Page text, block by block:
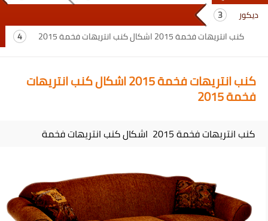
ديكور
كنب انتريهات فخمة 2015 اشكال كنب انتريهات فخمة 2015
كنب انتريهات فخمة 2015 اشكال كنب انتريهات
فخمة 2015
كنب انتريهات فخمة 2015 اشكال كنب انتريهات فخمة